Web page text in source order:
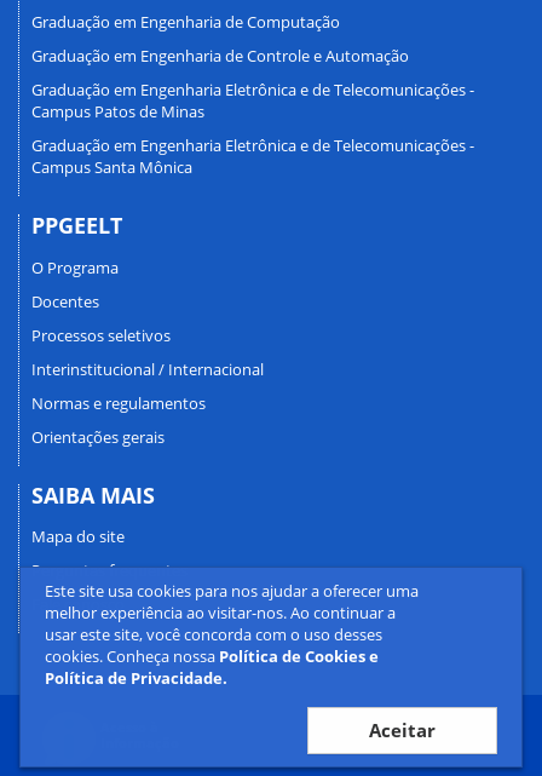
Este site usa cookies para nos ajudar a oferecer uma
melhor experiência ao visitar-nos. Ao continuar a
usar este site, você concorda com o uso desses
cookies. Conheça nossa Política de Cookies e
Política de Privacidade.
Aceitar
Graduação em Engenharia de Computação
Graduação em Engenharia de Controle e Automação
Graduação em Engenharia Eletrônica e de Telecomunicações -
Campus Patos de Minas
Graduação em Engenharia Eletrônica e de Telecomunicações -
Campus Santa Mônica
PPGEELT
O Programa
Docentes
Processos seletivos
Interinstitucional / Internacional
Normas e regulamentos
Orientações gerais
SAIBA MAIS
Mapa do site
Perguntas frequentes
Fale conosco